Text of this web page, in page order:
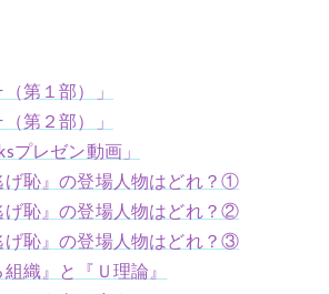
第１部）」
第２部）」
プレゼン動画」
恥』の登場人物はどれ？①
恥』の登場人物はどれ？②
恥』の登場人物はどれ？③
織』と『Ｕ理論』